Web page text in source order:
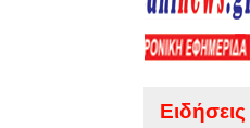
Ειδήσεις